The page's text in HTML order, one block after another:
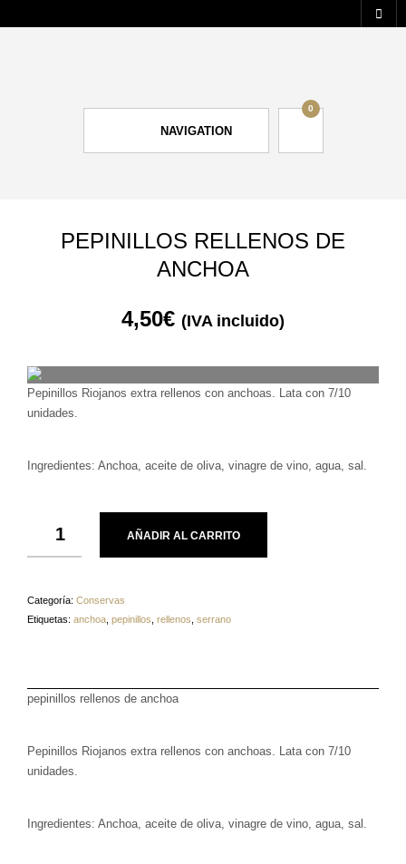
NAVIGATION
0
PEPINILLOS RELLENOS DE
ANCHOA
4,50€ (IVA incluido)
Pepinillos Riojanos extra rellenos con anchoas. Lata con 7/10
unidades.
Ingredientes: Anchoa, aceite de oliva, vinagre de vino, agua, sal.
AÑADIR AL CARRITO
Categoría: Conservas
Etiquetas: anchoa pepinillos rellenos serrano
pepinillos rellenos de anchoa
Pepinillos Riojanos extra rellenos con anchoas. Lata con 7/10
unidades.
Ingredientes: Anchoa, aceite de oliva, vinagre de vino, agua, sal.